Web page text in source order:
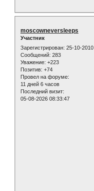
moscowneversleeps
Участник
Зарегистрирован: 25-10-2010
Сообщений: 283
Уважение: +223
Позитив: +74
Провел на форуме:
11 дней 6 часов
Последний визит:
05-08-2026 08:33:47